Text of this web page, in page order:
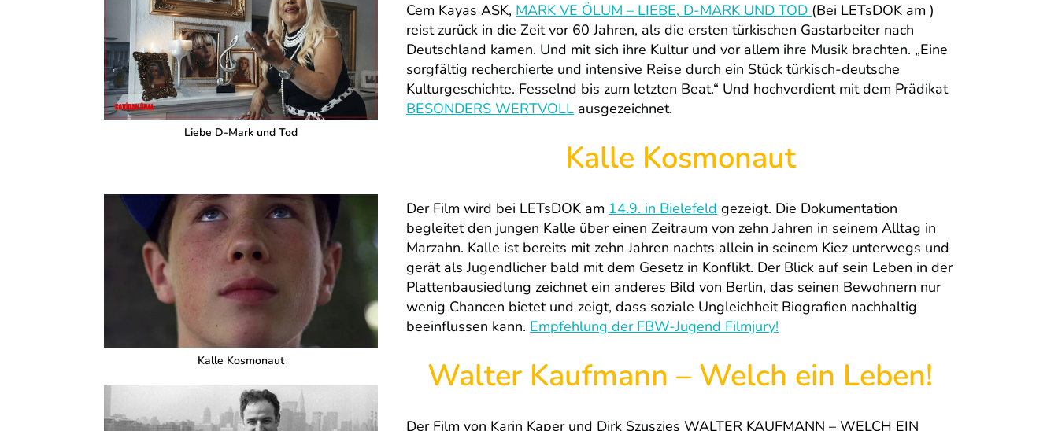
Liebe D-Mark und Tod
Kalle Kosmonaut
Cem Kayas ASK, MARK VE ÖLUM – LIEBE, D-MARK UND TOD (Bei LETsDOK am )
reist zurück in die Zeit vor 60 Jahren, als die ersten türkischen Gastarbeiter nach
Deutschland kamen. Und mit sich ihre Kultur und vor allem ihre Musik brachten. „Eine
sorgfältig recherchierte und intensive Reise durch ein Stück türkisch-deutsche
Kulturgeschichte. Fesselnd bis zum letzten Beat.“ Und hochverdient mit dem Prädikat
BESONDERS WERTVOLL ausgezeichnet.
Kalle Kosmonaut
Der Film wird bei LETsDOK am 14.9. in Bielefeld gezeigt. Die Dokumentation
begleitet den jungen Kalle über einen Zeitraum von zehn Jahren in seinem Alltag in
Marzahn. Kalle ist bereits mit zehn Jahren nachts allein in seinem Kiez unterwegs und
gerät als Jugendlicher bald mit dem Gesetz in Konflikt. Der Blick auf sein Leben in der
Plattenbausiedlung zeichnet ein anderes Bild von Berlin, das seinen Bewohnern nur
wenig Chancen bietet und zeigt, dass soziale Ungleichheit Biografien nachhaltig
beeinflussen kann. Empfehlung der FBW-Jugend Filmjury!
Walter Kaufmann – Welch ein Leben!
Der Film von Karin Kaper und Dirk Szuszies WALTER KAUFMANN – WELCH EIN